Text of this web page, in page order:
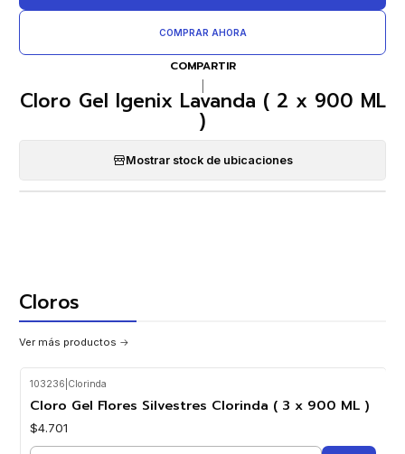
COMPRAR AHORA
COMPARTIR
Cloro Gel Igenix Lavanda ( 2 x 900 ML
)
Mostrar stock de ubicaciones
Cloros
Ver más productos
103236 Clorinda
Cloro Gel Flores Silvestres Clorinda ( 3 x 900 ML )
$4.701